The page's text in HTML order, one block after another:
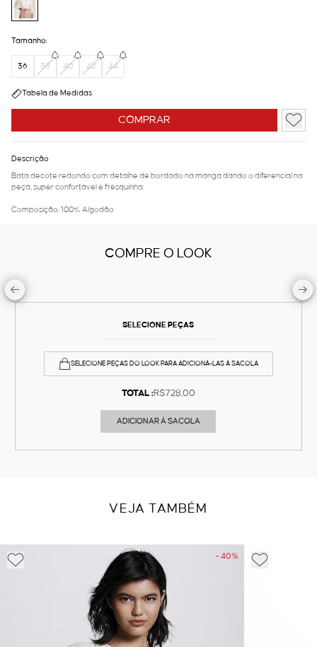
COMPRAR
Tamanho:
36 38 40 42 44
Tabela de Medidas
Descrição
Bata decote redondo com detalhe de bordado na manga dando o diferencial na
peça, super confortável e fresquinha.
Composição: 100% Algodão
COMPRE O LOOK
SELECIONE PEÇAS
SELECIONE PEÇAS DO LOOK PARA ADICIONÁ-LAS À SACOLA
TOTAL :R$728,00
ADICIONAR À SACOLA
VEJA TAMBÉM
- 40%